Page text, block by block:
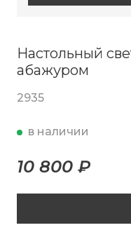
Настольный
абажуром
2935
в наличии
10 800 ₽